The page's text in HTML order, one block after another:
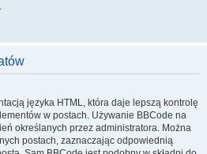
języka HTML, która daje lepszą kontrolę
w postach. Używanie BBCode na
określanych przez administratora. Można
postach, zaznaczając odpowiednią